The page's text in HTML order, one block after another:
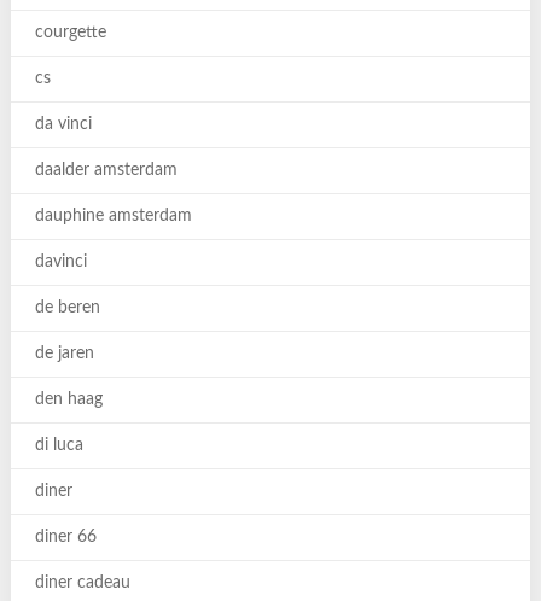
courgette
cs
da vinci
daalder amsterdam
dauphine amsterdam
davinci
de beren
de jaren
den haag
di luca
diner
diner 66
diner cadeau